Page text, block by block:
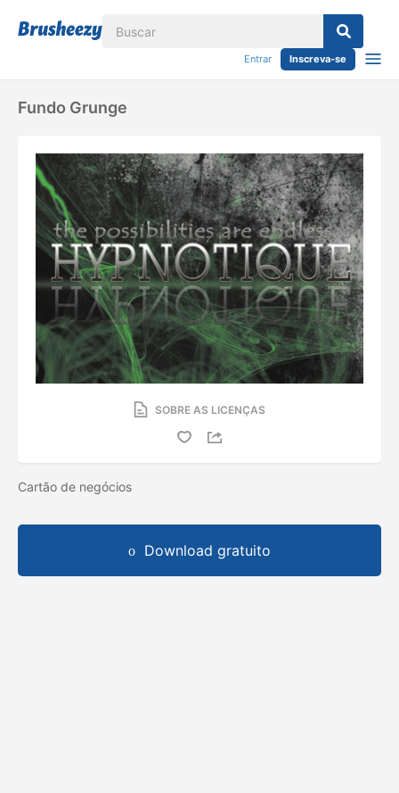
Entrar Inscreva-se
Fundo Grunge
SOBRE AS LICENÇAS
Cartão de negócios
Download gratuito